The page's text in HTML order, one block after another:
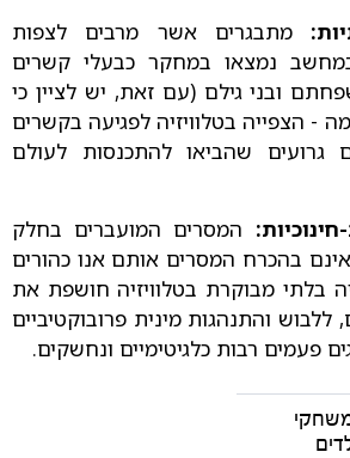
מתבגרים אשר מרבים לצפות
במחשב נמצאו במחקר כבעלי קשרים
ובני גילם (עם זאת, יש לציין כי
- הצפייה בטלוויזיה לפגיעה בקשרים
שהביאו להתכנסות לעולם
המסרים המועברים בחלק
אינם בהכרח המסרים אותם אנו כהורים
בלתי מבוקרת בטלוויזיה חושפת את
ללבוש והתנהגות מינית פרובוקטיביים
פעמים רבות כלגיטימיים ונחשקים.